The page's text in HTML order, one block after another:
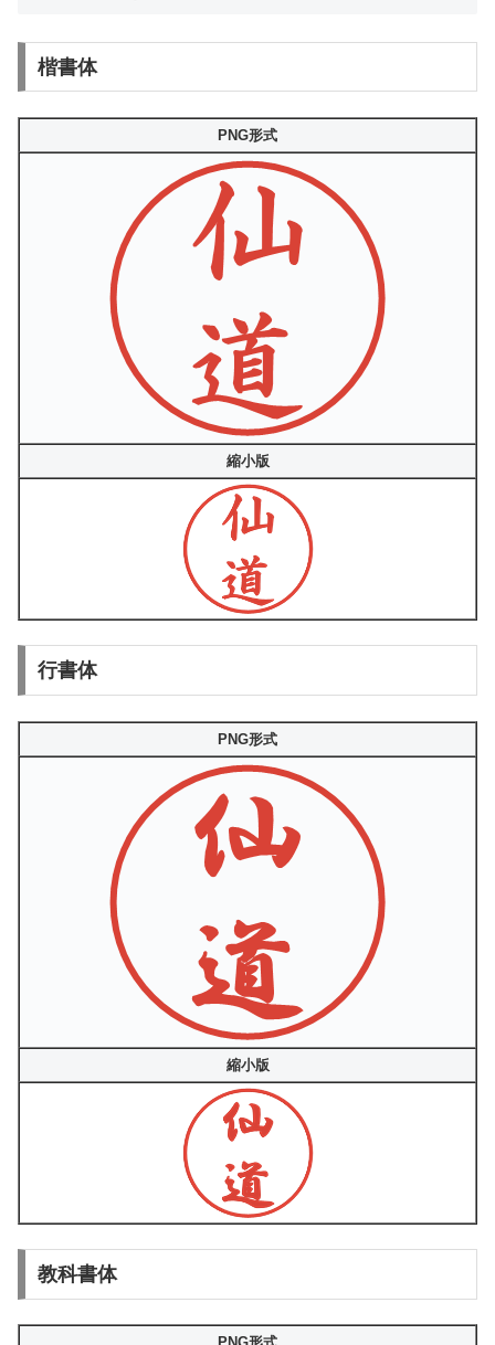
楷書体
PNG形式
縮小版
行書体
PNG形式
縮小版
教科書体